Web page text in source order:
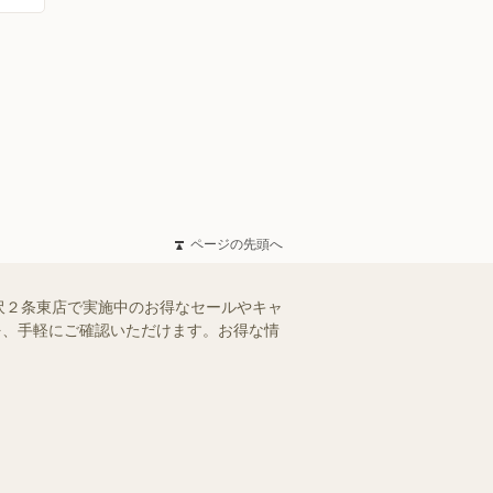
ページの先頭へ
条東店で実施中のお得なセールやキャ
手軽にご確認いただけます。お得な情